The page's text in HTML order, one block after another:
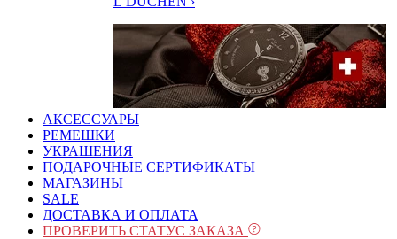
АКСЕССУАРЫ
РЕМЕШКИ
УКРАШЕНИЯ
ПОДАРОЧНЫЕ СЕРТИФИКАТЫ
МАГАЗИНЫ
SALE
ДОСТАВКА И ОПЛАТА
ПРОВЕРИТЬ СТАТУС ЗАКАЗА